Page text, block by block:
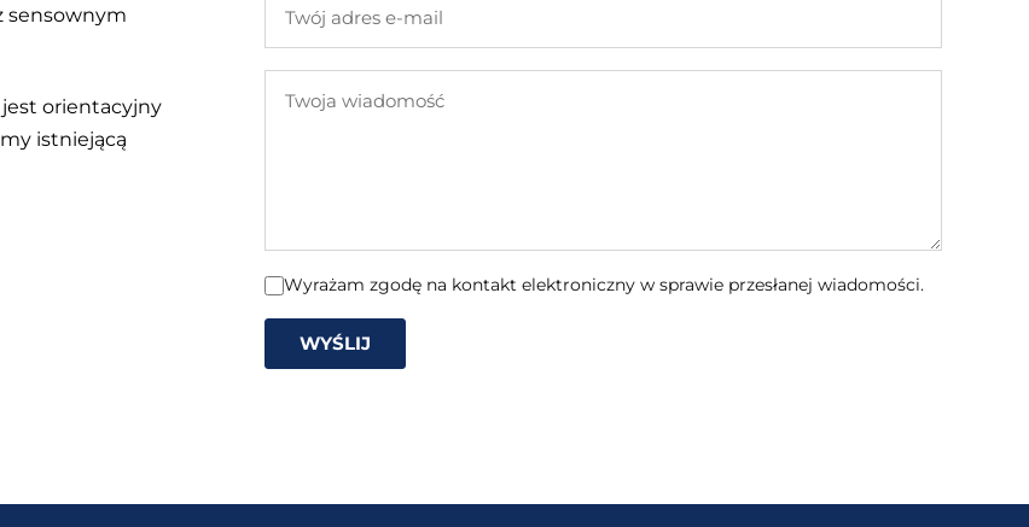
sensownym
jest orientacyjny
istniejącą
adres
mail
wiadomość
Wyrażam zgodę na kontakt elektroniczny w sprawie przesłanej wiadomości.
WYŚLIJ